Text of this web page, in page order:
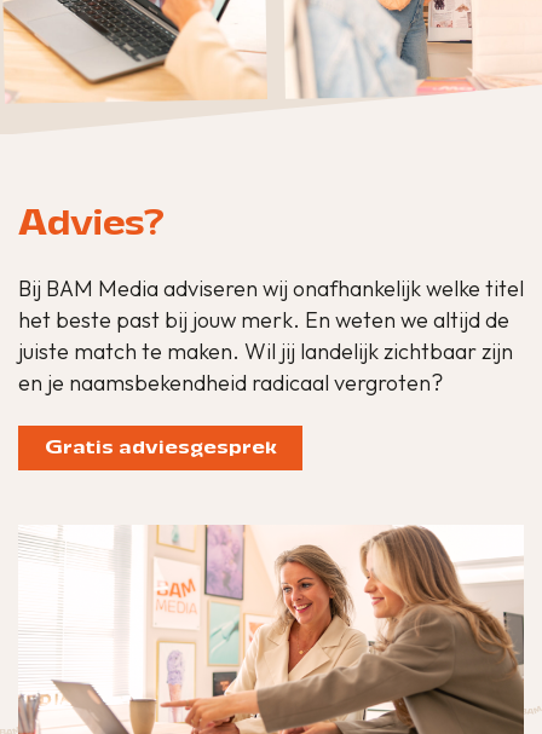
Advies?
Bij BAM Media adviseren wij onafhankelijk welke titel
het beste past bij jouw merk. En weten we altijd de
juiste match te maken. Wil jij landelijk zichtbaar zijn
en je naamsbekendheid radicaal vergroten?
Gratis adviesgesprek